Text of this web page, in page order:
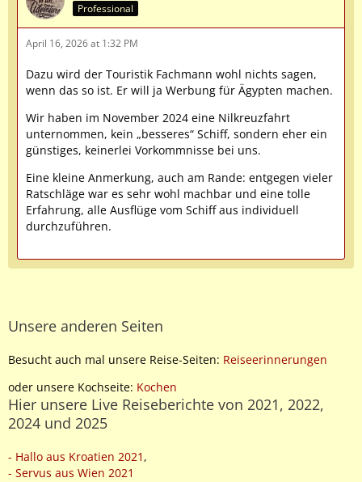
Professional
April 16, 2026 at 1:32 PM
Dazu wird der Touristik Fachmann wohl nichts sagen,
wenn das so ist. Er will ja Werbung für Ägypten machen.
Wir haben im November 2024 eine Nilkreuzfahrt
unternommen, kein „besseres“ Schiff, sondern eher ein
günstiges, keinerlei Vorkommnisse bei uns.
Eine kleine Anmerkung, auch am Rande: entgegen vieler
Ratschläge war es sehr wohl machbar und eine tolle
Erfahrung, alle Ausflüge vom Schiff aus individuell
durchzuführen.
Unsere anderen Seiten
Besucht auch mal unsere Reise-Seiten: Reiseerinnerungen
oder unsere Kochseite: Kochen
Hier unsere Live Reiseberichte von 2021, 2022,
2024 und 2025
- Hallo aus Kroatien 2021 ,
- Servus aus Wien 2021